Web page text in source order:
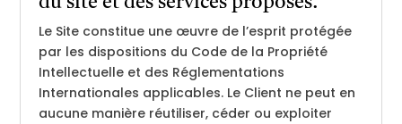
Le Site constitue une œuvre de l’esprit protégée
par les dispositions du Code de la Propriété
Intellectuelle et des Réglementations
Internationales applicables. Le Client ne peut en
aucune manière réutiliser, céder ou exploiter